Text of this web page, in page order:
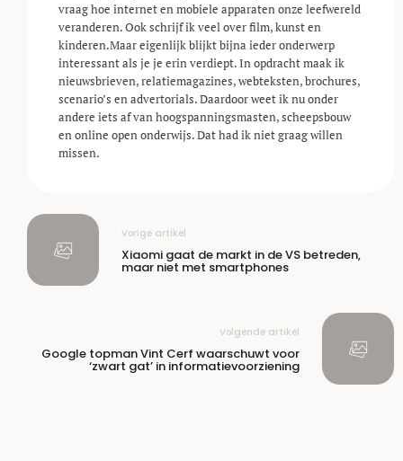
vraag hoe internet en mobiele apparaten onze leefwereld
veranderen. Ook schrijf ik veel over film, kunst en
kinderen.Maar eigenlijk blijkt bijna ieder onderwerp
interessant als je je erin verdiept. In opdracht maak ik
nieuwsbrieven, relatiemagazines, webteksten, brochures,
scenario’s en advertorials. Daardoor weet ik nu onder
andere iets af van hoogspanningsmasten, scheepsbouw
en online open onderwijs. Dat had ik niet graag willen
missen.
Vorige artikel
Xiaomi gaat de markt in de VS betreden,
maar niet met smartphones
Volgende artikel
Google topman Vint Cerf waarschuwt voor
‘zwart gat’ in informatievoorziening